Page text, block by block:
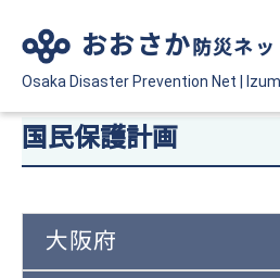
おおさか 防災ネッ
Osaka Disaster Prevention Net
国民保護計画
大阪府